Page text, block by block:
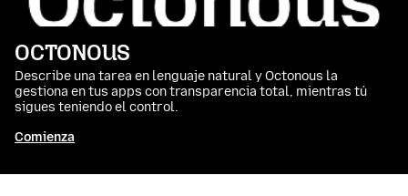
OCTONOUS
Describe una tarea en lenguaje natural y Octonous la
gestiona en tus apps con transparencia total, mientras tú
sigues teniendo el control.
Comienza